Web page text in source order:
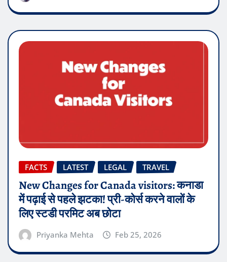
FACTS LATEST LEGAL TRAVEL
New Changes for Canada visitors: कनाडा
में पढ़ाई से पहले झटका! प्री-कोर्स करने वालों के
लिए स्टडी परमिट अब छोटा
Priyanka Mehta Feb 25, 2026